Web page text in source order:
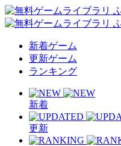
新着ゲーム
更新ゲーム
ランキング
新着
更新